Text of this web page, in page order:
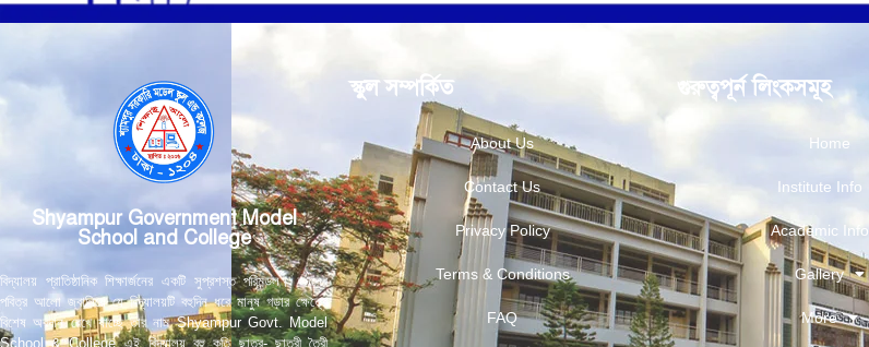
Shyampur Government Model
School and College
বিদ্যালয় প্রাতিষ্ঠানিক শিক্ষার্জনের একটি সুপ্রশস্ত পরিমন্ডল। জ্ঞানের
পবিত্র আলো জ্বালিয়ে যে বিদ্যালয়টি বহুদিন ধরে মানুষ গড়ার ক্ষেত্রে
বিশেষ অবদান রেখে যাচ্ছে তার নাম Shyampur Govt. Model
School & College এই বিদ্যালয় বহু কৃতি ছাত্র- ছাত্রী তৈরী
স্কুল সম্পর্কিত
About Us
Contact Us
Privacy Policy
Terms & Conditions
FAQ
গুরুত্বপূর্ন লিংকসমূহ
Home
Institute Info
Academic Info
Gallery
More